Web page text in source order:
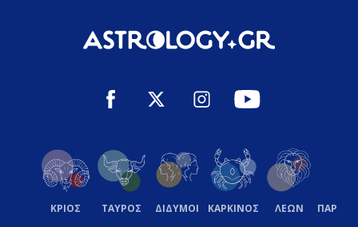
ΚΡΙΟΣ ΤΑΥΡΟΣ ΔΙΔΥΜΟΙ ΚΑΡΚΙΝΟΣ ΛΕΩΝ